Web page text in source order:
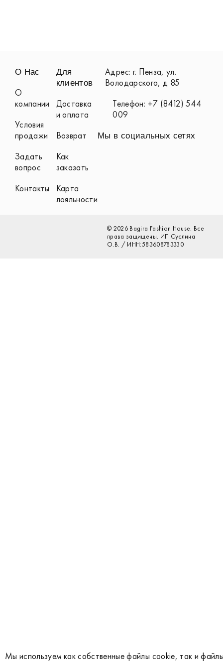
Мы используем как собственные файлы cookie, так и
О Нас
О
компании
Условия
продажи
Задать
вопрос
Контакты
Для
клиентов
Доставка
и оплата
Возврат
Как
заказать
Карта
лояльности
Адрес: г. Пенза, ул.
Володарского, д 85
Телефон: +7 (8412) 544
009
Мы в социальных сетях
© 2026 Bagira Fashion House. Все
права защищены. ИП Суслина
О.В. / ИНН:583608783330